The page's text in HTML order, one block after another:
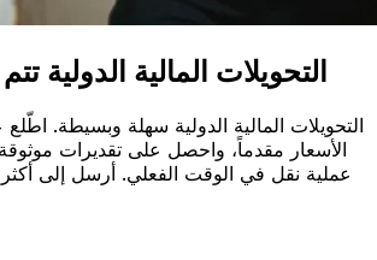
التحويلات المالية
الأسعار مقدماً، واحصل على تقديرات